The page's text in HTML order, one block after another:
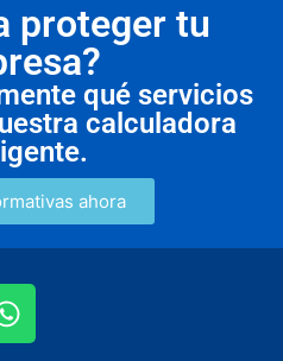
proteger tu
qué servicios
calculadora
ahora